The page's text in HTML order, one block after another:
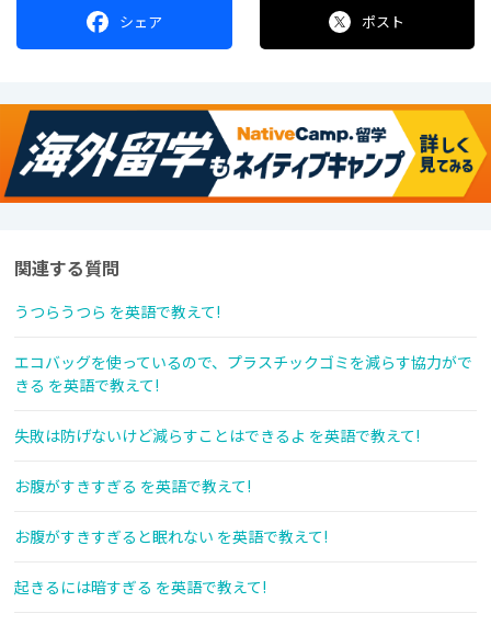
シェア ポスト
関連する質問
うつらうつら を英語で教えて!
エコバッグを使っているので、プラスチックゴミを減らす協力がで
きる を英語で教えて!
失敗は防げないけど減らすことはできるよ を英語で教えて!
お腹がすきすぎる を英語で教えて!
お腹がすきすぎると眠れない を英語で教えて!
起きるには暗すぎる を英語で教えて!